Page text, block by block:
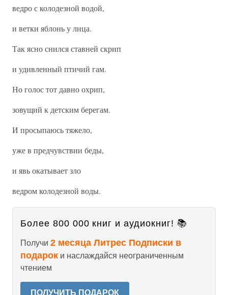
ведро с колодезной водой,
и ветки яблонь у лица.
Так ясно снился ставней скрип
и удивленный птичий гам.
Но голос тот давно охрип,
зовущий к детским берегам.
И просыпаюсь тяжело,
уже в предчувствии беды,
и явь окатывает зло
ведром колодезной воды.
Более 800 000 книг и аудиокниг! 📚
Получи 2 месяца Литрес Подписки в
подарок и наслаждайся неограниченным
чтением
ПОЛУЧИТЬ ПОДАРОК